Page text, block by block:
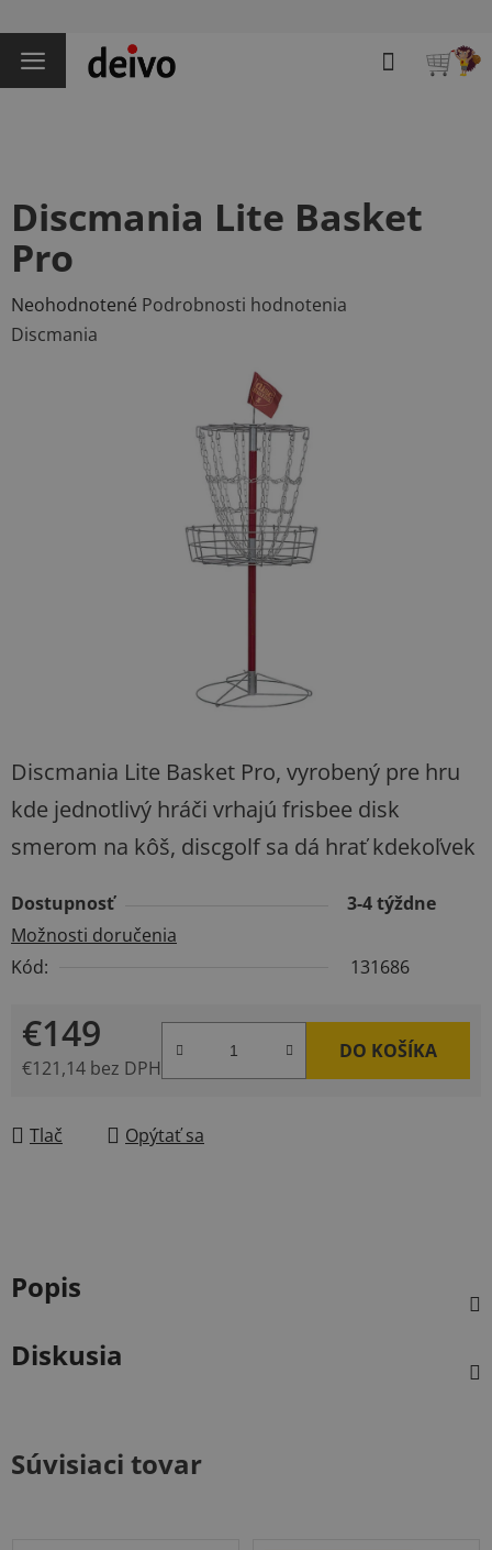
na
obsah
Hľadať
Discmania Lite Basket Pro, vyrobený pre hru
kde jednotlivý hráči vrhajú frisbee disk
smerom na kôš, discgolf sa dá hrať kdekoľvek
Dostupnosť
3-4 týždne
Možnosti doručenia
Kód:
131686
€149
€121,14 bez DPH
DO KOŠÍKA
Tlač Opýtať sa
Discmania Lite Basket
Pro
Priemerné
hodnotenie
Neohodnotené Podrobnosti hodnotenia
Discmania
Popis
Diskusia
Súvisiaci tovar